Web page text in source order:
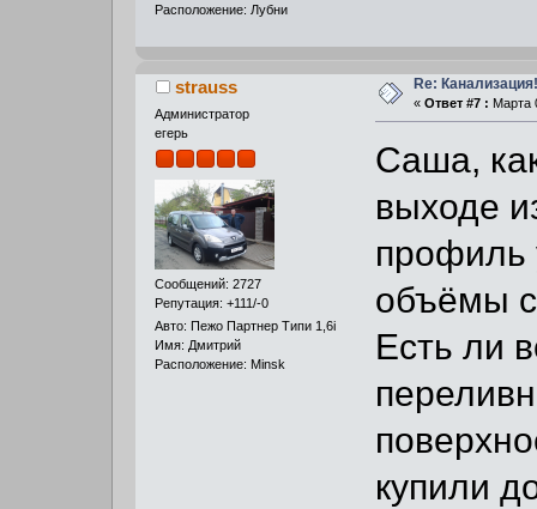
Расположение: Лубни
strauss
Администратор
егерь
Сообщений: 2727
Репутация: +111/-0
Авто: Пежо Партнер Типи 1,6i
Имя: Дмитрий
Расположение: Minsk
Re:
« Ответ #7 : Марта
Саша,
выходе
профиль
объёмы
Есть ли
купили